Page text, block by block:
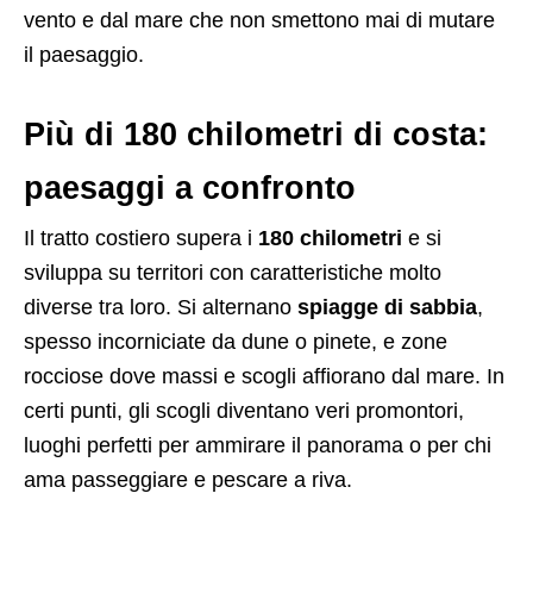
vento e dal mare che non smettono mai di mutare
il paesaggio.
Più di 180 chilometri di costa:
paesaggi a confronto
Il tratto costiero supera i 180 chilometri e si
sviluppa su territori con caratteristiche molto
diverse tra loro. Si alternano spiagge di sabbia,
spesso incorniciate da dune o pinete, e zone
rocciose dove massi e scogli affiorano dal mare. In
certi punti, gli scogli diventano veri promontori,
luoghi perfetti per ammirare il panorama o per chi
ama passeggiare e pescare a riva.